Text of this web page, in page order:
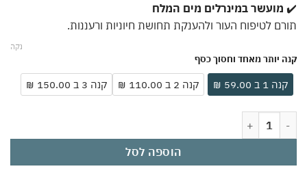
מועשר במינרלים מים המלח
לטיפוח העור ולהענקת תחושת חיוניות ורעננות.
יותר מאחד וחסוך כסף
קנה 2 ב 110.00 ₪ קנה 3 ב 150.00 ₪
עיסוי מקצועי בריח אקליפטוס 250 מ"ל | שמן ארומטי מרגיע לגוף ולשרירים | הזנה עמוקה ורכות | חוויית ספא בבית
הוספה לסל